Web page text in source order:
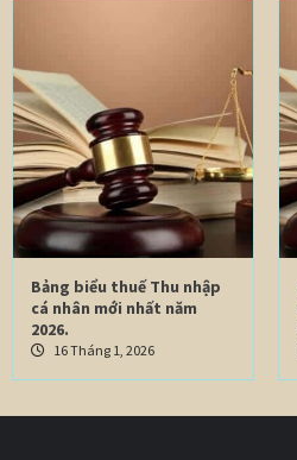
Bảng biểu thuế Thu nhập
cá nhân mới nhất năm
2026.
16 Tháng 1, 2026